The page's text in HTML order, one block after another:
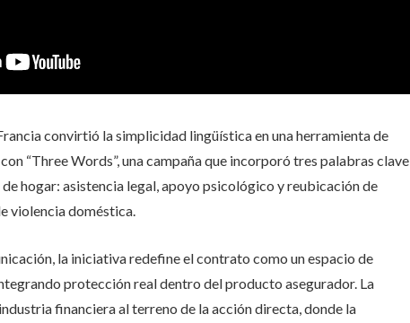
convirtió la simplicidad lingüística en una herramienta de
“Three Words”, una campaña que incorporó tres palabras clave
hogar: asistencia legal, apoyo psicológico y reubicación de
violencia doméstica.
la iniciativa redefine el contrato como un espacio de
protección real dentro del producto asegurador. La
financiera al terreno de la acción directa, donde la